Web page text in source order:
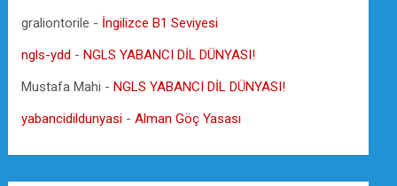
graliontorile - İngilizce B1 Seviyesi
ngls-ydd -NGLS YABANCI DİL DÜNYASI!
Mustafa Mahi -NGLS YABANCI DİL DÜNYASI!
yabancidildunyasi -Alman Göç Yasası